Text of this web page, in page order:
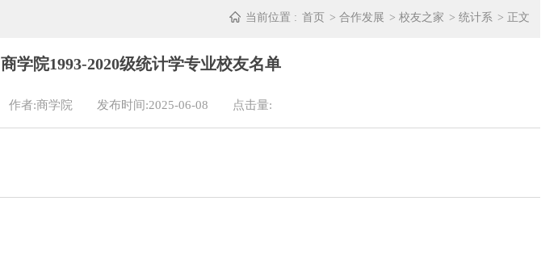
当前位置 : 首页 > 合作发展 > 校友之家 > 统计系 > 正文
商学院1993-2020级统计学专业校友名单
作者:商学院 发布时间:2025-06-08 点击量: